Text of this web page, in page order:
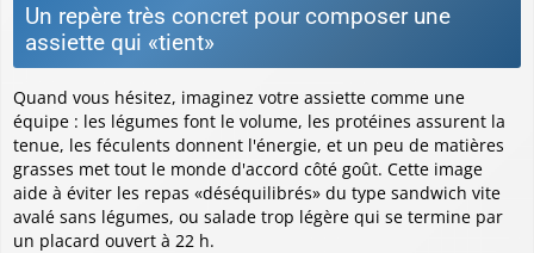
Un repère très concret pour composer une
assiette qui «tient»
Quand vous hésitez, imaginez votre assiette comme une
équipe : les légumes font le volume, les protéines assurent la
tenue, les féculents donnent l'énergie, et un peu de matières
grasses met tout le monde d'accord côté goût. Cette image
aide à éviter les repas «déséquilibrés» du type sandwich vite
avalé sans légumes, ou salade trop légère qui se termine par
un placard ouvert à 22 h.